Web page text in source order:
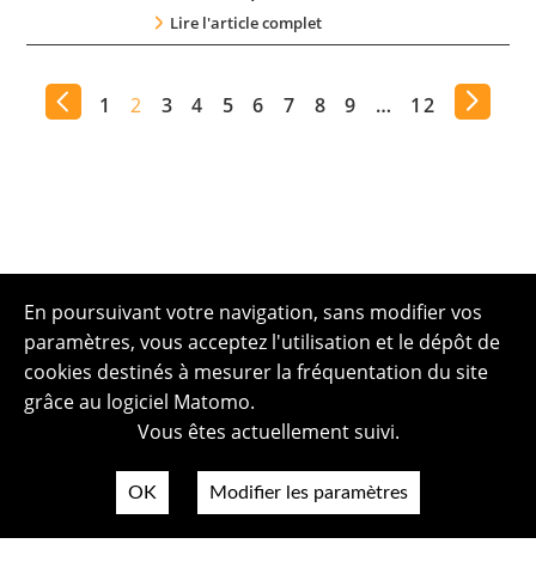
Lire l'article complet
1 2 3 4 5 6 7 8 9 … 12
En poursuivant votre navigation, sans modifier vos
paramètres, vous acceptez l'utilisation et le dépôt de
cookies destinés à mesurer la fréquentation du site
grâce au logiciel Matomo.
Vous êtes actuellement suivi.
OK Modifier les paramètres